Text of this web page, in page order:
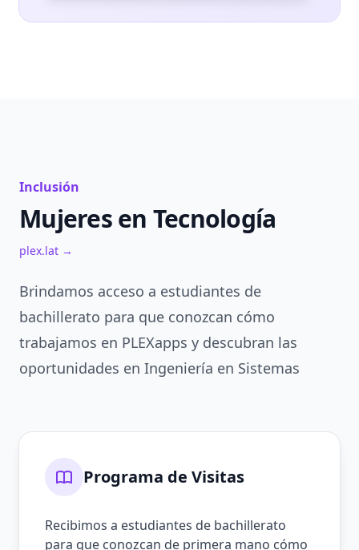
Inclusión
Mujeres en Tecnología
plex.lat →
Brindamos acceso a estudiantes de
bachillerato para que conozcan cómo
trabajamos en PLEXapps y descubran las
oportunidades en Ingeniería en Sistemas
Programa de Visitas
Recibimos a estudiantes de bachillerato
para que conozcan de primera mano cómo